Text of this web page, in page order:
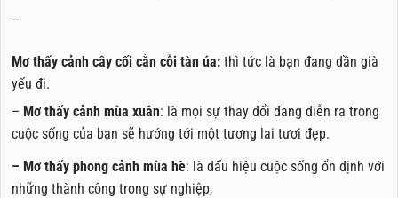
–
Mơ thấy cảnh cây cối cằn cỗi tàn úa: thì tức là bạn đang dần già
yếu đi.
– Mơ thấy cảnh mùa xuân: là mọi sự thay đổi đang diễn ra trong
cuộc sống của bạn sẽ hướng tới một tương lai tươi đẹp.
– Mơ thấy phong cảnh mùa hè: là dấu hiệu cuộc sống ổn định với
những thành công trong sự nghiệp,